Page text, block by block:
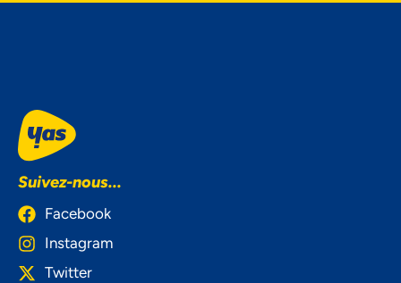
Suivez-nous...
Facebook
Instagram
Twitter